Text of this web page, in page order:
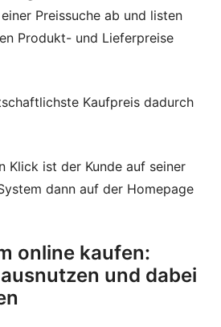
Preissuche ab und listen
Produkt- und Lieferpreise
Kaufpreis dadurch
Klick ist der Kunde auf seiner
dann auf der Homepage
online kaufen:
und dabei